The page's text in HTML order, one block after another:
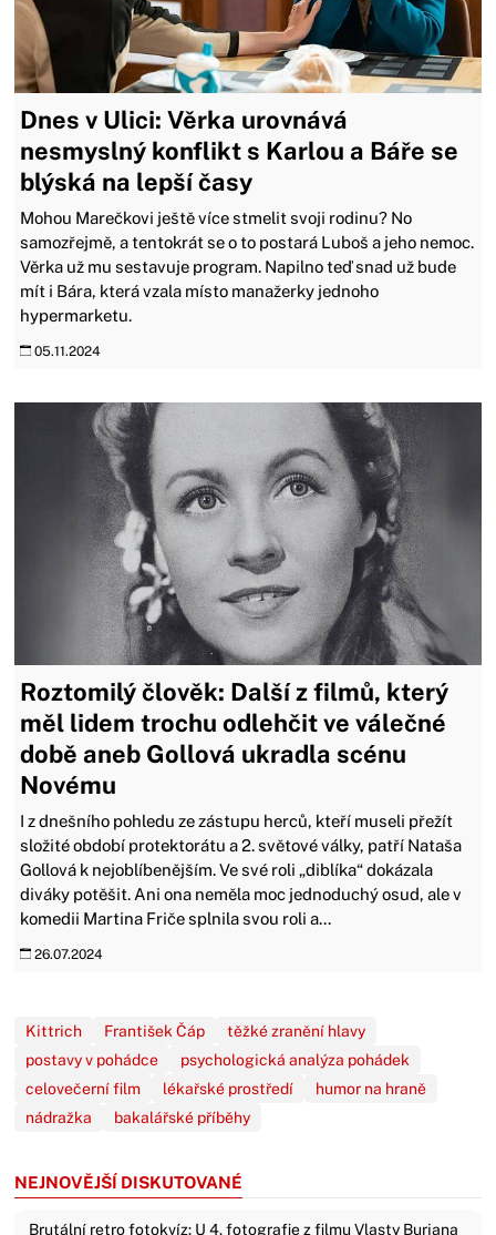
Dnes v Ulici: Věrka urovnává
nesmyslný konflikt s Karlou a Báře se
blýská na lepší časy
Mohou Marečkovi ještě více stmelit svoji rodinu? No
samozřejmě, a tentokrát se o to postará Luboš a jeho nemoc.
Věrka už mu sestavuje program. Napilno teď snad už bude
mít i Bára, která vzala místo manažerky jednoho
hypermarketu.
05.11.2024
Roztomilý člověk: Další z filmů, který
měl lidem trochu odlehčit ve válečné
době aneb Gollová ukradla scénu
Novému
I z dnešního pohledu ze zástupu herců, kteří museli přežít
složité období protektorátu a 2. světové války, patří Nataša
Gollová k nejoblíbenějším. Ve své roli „diblíka“ dokázala
diváky potěšit. Ani ona neměla moc jednoduchý osud, ale v
komedii Martina Friče splnila svou roli a...
26.07.2024
Kittrich František Čáp
těžké zranění hlavy
postavy v pohádce
psychologická analýza pohádek
celovečerní film
lékařské prostředí
humor na hraně
nádražka
bakalářské příběhy
NEJNOVĚJŠÍ DISKUTOVANÉ
Brutální retro fotokvíz: U 4. fotografie z filmu Vlasty Buriana